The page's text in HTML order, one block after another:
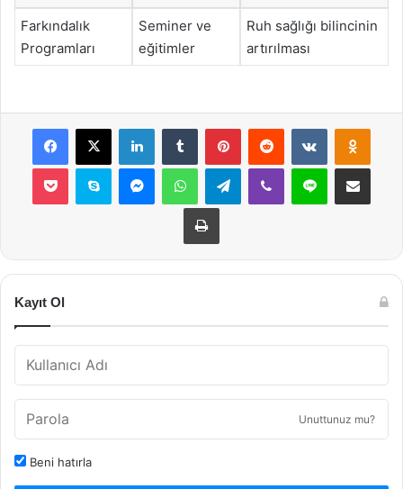
Farkındalık
Programları
Seminer ve
eğitimler
Ruh sağlığı bilincinin
artırılması
Facebook
X LinkedInTumblr PinterestReddit VKontakte
Pocket Skype MessengerWhatsAppTelegramViber Line E-Posta ile
Yazdır
Kayıt Ol
Unuttunuz mu?
Beni hatırla